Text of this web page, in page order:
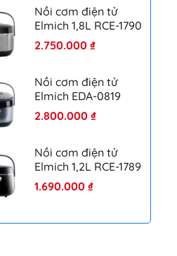
Nồi cơm điện tử
Elmich 1,8L RCE-1790
2.750.000 ₫
Nồi cơm điện tử
Elmich EDA-0819
2.800.000 ₫
Nồi cơm điện tử
Elmich 1,2L RCE-1789
1.690.000 ₫